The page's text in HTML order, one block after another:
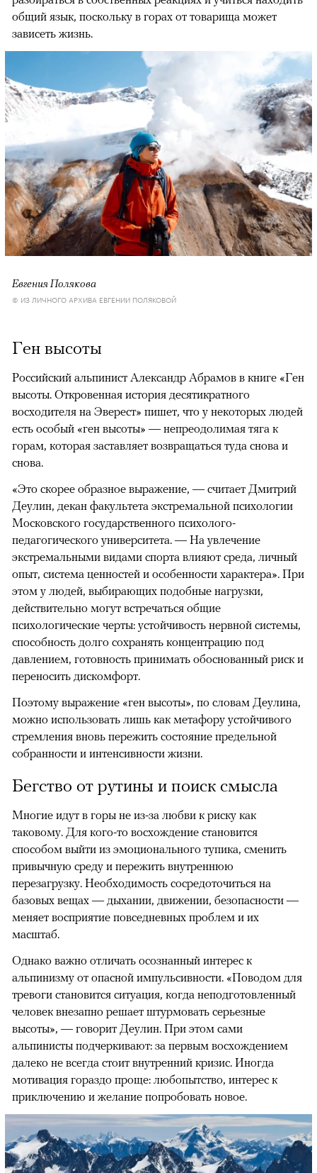
общий язык, поскольку в горах от товарища может
зависеть жизнь.
Евгения Полякова
© ИЗ ЛИЧНОГО АРХИВА ЕВГЕНИИ ПОЛЯКОВОЙ
Ген высоты
Российский альпинист Александр Абрамов в книге «Ген
высоты. Откровенная история десятикратного
восходителя на Эверест» пишет, что у некоторых людей
есть особый «ген высоты» — непреодолимая тяга к
горам, которая заставляет возвращаться туда снова и
снова.
«Это скорее образное выражение, — считает Дмитрий
Деулин, декан факультета экстремальной психологии
Московского государственного психолого-
педагогического университета. — На увлечение
экстремальными видами спорта влияют среда, личный
опыт, система ценностей и особенности характера». При
этом у людей, выбирающих подобные нагрузки,
действительно могут встречаться общие
психологические черты: устойчивость нервной системы,
способность долго сохранять концентрацию под
давлением, готовность принимать обоснованный риск и
переносить дискомфорт.
Поэтому выражение «ген высоты», по словам Деулина,
можно использовать лишь как метафору устойчивого
стремления вновь пережить состояние предельной
собранности и интенсивности жизни.
Бегство от рутины и поиск смысла
Многие идут в горы не из-за любви к риску как
таковому. Для кого-то восхождение становится
способом выйти из эмоционального тупика, сменить
привычную среду и пережить внутреннюю
перезагрузку. Необходимость сосредоточиться на
базовых вещах — дыхании, движении, безопасности —
меняет восприятие повседневных проблем и их
масштаб.
Однако важно отличать осознанный интерес к
альпинизму от опасной импульсивности. «Поводом для
тревоги становится ситуация, когда неподготовленный
человек внезапно решает штурмовать серьезные
высоты», — говорит Деулин. При этом сами
альпинисты подчеркивают: за первым восхождением
далеко не всегда стоит внутренний кризис. Иногда
мотивация гораздо проще: любопытство, интерес к
приключению и желание попробовать новое.